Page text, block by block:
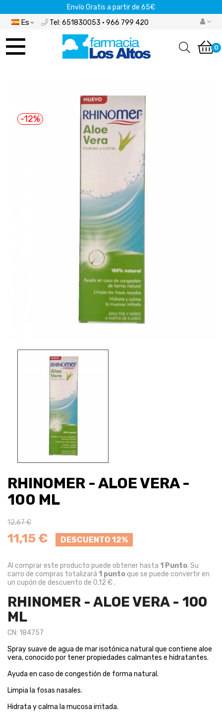
Envío Gratis a partir de 65€
Es Tel: 651830053 · 966 799 420
Navegación 0
-12%
RHINOMER - ALOE VERA -
100 ML
12,67 €
11,15 € DESCUENTO 12%
Al comprar este producto puede obtener hasta 1 Punto. Su
carro de compras totalizará 1 puntoque se puede convertir en
un cupón de descuento de 0,12 €.
RHINOMER - ALOE VERA - 100
ML
CN: 184757
Spray suave de agua de mar isotónica natural que contiene aloe
vera, conocido por tener propiedades calmantes e hidratantes.
Ayuda en caso de congestión de forma natural.
Limpia la fosas nasales.
Hidrata y calma la mucosa irritada.